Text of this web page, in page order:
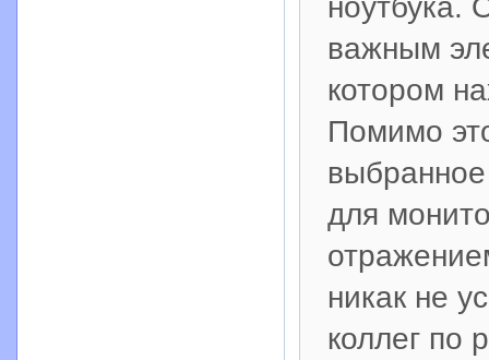
важным
котором
Помимо
для
никак не
коллег по